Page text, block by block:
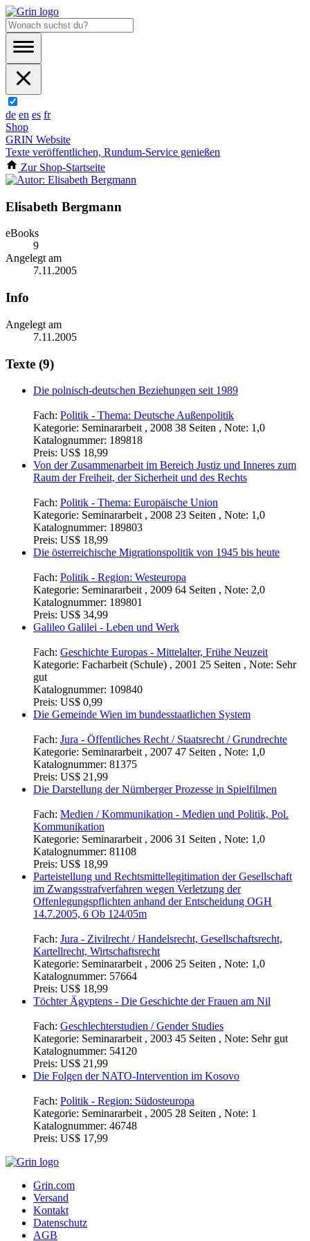
de en es fr
Shop
GRIN Website
Texte veröffentlichen, Rundum-Service genießen
Zur Shop-Startseite
Elisabeth Bergmann
eBooks
9
Angelegt am
7.11.2005
Info
Angelegt am
7.11.2005
Texte (9)
Die polnisch-deutschen Beziehungen seit 1989
Fach: Politik - Thema: Deutsche Außenpolitik
Kategorie: Seminararbeit , 2008 38 Seiten , Note: 1,0
Katalognummer: 189818
Preis: US$ 18,99
Von der Zusammenarbeit im Bereich Justiz und Inneres zum
Raum der Freiheit, der Sicherheit und des Rechts
Fach: Politik - Thema: Europäische Union
Kategorie: Seminararbeit , 2008 23 Seiten , Note: 1,0
Katalognummer: 189803
Preis: US$ 18,99
Die österreichische Migrationspolitik von 1945 bis heute
Fach: Politik - Region: Westeuropa
Kategorie: Seminararbeit , 2009 64 Seiten , Note: 2,0
Katalognummer: 189801
Preis: US$ 34,99
Galileo Galilei - Leben und Werk
Fach: Geschichte Europas - Mittelalter, Frühe Neuzeit
Kategorie: Facharbeit (Schule) , 2001 25 Seiten , Note: Sehr
gut
Katalognummer: 109840
Preis: US$ 0,99
Die Gemeinde Wien im bundesstaatlichen System
Fach: Jura - Öffentliches Recht / Staatsrecht / Grundrechte
Kategorie: Seminararbeit , 2007 47 Seiten , Note: 1,0
Katalognummer: 81375
Preis: US$ 21,99
Die Darstellung der Nürnberger Prozesse in Spielfilmen
Fach: Medien / Kommunikation - Medien und Politik, Pol.
Kommunikation
Kategorie: Seminararbeit , 2006 31 Seiten , Note: 1,0
Katalognummer: 81108
Preis: US$ 18,99
Parteistellung und Rechtsmittellegitimation der Gesellschaft
im Zwangsstrafverfahren wegen Verletzung der
Offenlegungspflichten anhand der Entscheidung OGH
14.7.2005, 6 Ob 124/05m
Fach: Jura - Zivilrecht / Handelsrecht, Gesellschaftsrecht,
Kartellrecht, Wirtschaftsrecht
Kategorie: Seminararbeit , 2006 25 Seiten , Note: 1,0
Katalognummer: 57664
Preis: US$ 18,99
Töchter Ägyptens - Die Geschichte der Frauen am Nil
Fach: Geschlechterstudien / Gender Studies
Kategorie: Seminararbeit , 2003 45 Seiten , Note: Sehr gut
Katalognummer: 54120
Preis: US$ 21,99
Die Folgen der NATO-Intervention im Kosovo
Fach: Politik - Region: Südosteuropa
Kategorie: Seminararbeit , 2005 28 Seiten , Note: 1
Katalognummer: 46748
Preis: US$ 17,99
Grin.com
Versand
Kontakt
Datenschutz
AGB